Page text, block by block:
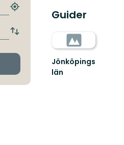
Hitta
hållplats
Byt
och
ankomsthållplatser
Guider
Jönköpings
län